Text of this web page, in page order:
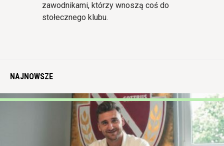
zawodnikami, którzy wnoszą coś do
stołecznego klubu.
NAJNOWSZE